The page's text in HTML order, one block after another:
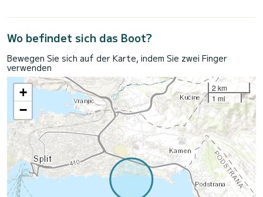
Wo befindet sich das Boot?
Bewegen Sie sich auf der Karte, indem Sie zwei Finger
verwenden
+
−
2 km
1 mi